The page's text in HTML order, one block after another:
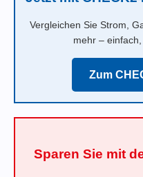
Vergleichen Sie Strom,
mehr –
Zum
Sparen Sie mit